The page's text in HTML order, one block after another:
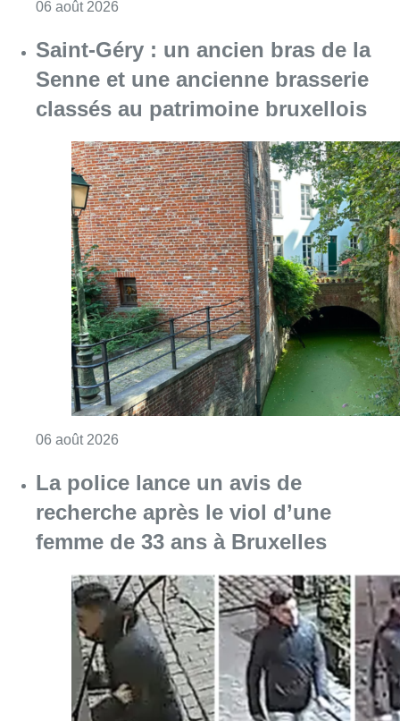
06 août 2026Consulter l'article "Saint-Géry : un ancien
La police lance un avis de
recherche après le viol d’une
femme de 33 ans à Bruxelles
06 août 2026 Consulter l'article "La police lance un avis
La Commune d’Ixelles ouvre un
registre de condoléances en